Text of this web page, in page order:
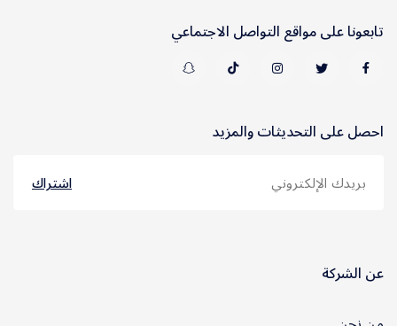
تابعونا على مواقع التواصل الاجتماعي
احصل على التحديثات والمزيد
اشتراك
عن الشركة